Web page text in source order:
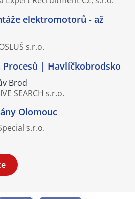
elektromotorů - až
s.r.o.
| Havlíčkobrodsko
Brod
SEARCH s.r.o.
Olomouc
s.r.o.